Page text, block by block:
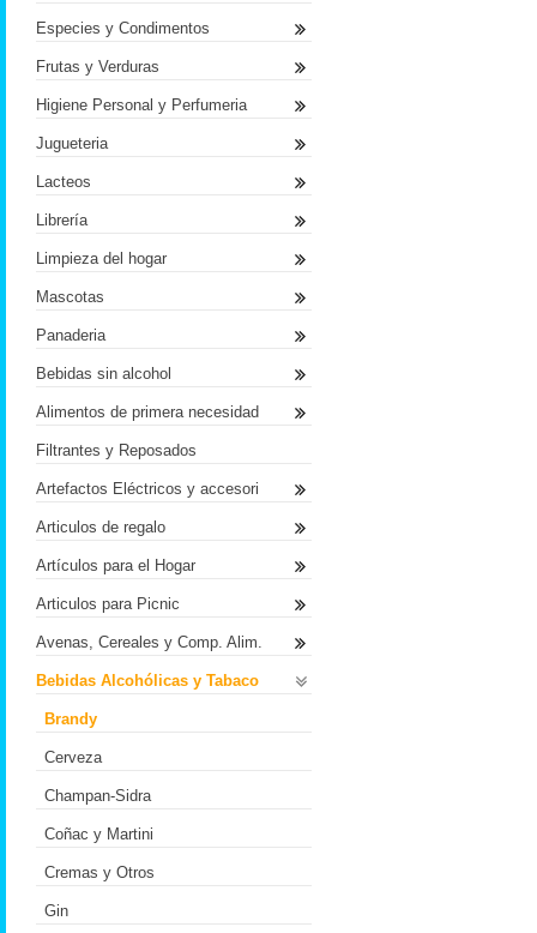
Especies y Condimentos
Frutas y Verduras
Higiene Personal y Perfumeria
Jugueteria
Lacteos
Librería
Limpieza del hogar
Mascotas
Panaderia
Bebidas sin alcohol
Alimentos de primera necesidad
Filtrantes y Reposados
Artefactos Eléctricos y accesori
Articulos de regalo
Artículos para el Hogar
Articulos para Picnic
Avenas, Cereales y Comp. Alim.
Bebidas Alcohólicas y Tabaco
Brandy
Cerveza
Champan-Sidra
Coñac y Martini
Cremas y Otros
Gin